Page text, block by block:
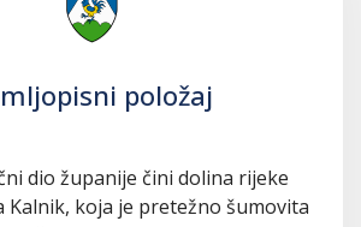
položaj
dio županije čini dolina rijeke
Kalnik, koja je pretežno šumovita